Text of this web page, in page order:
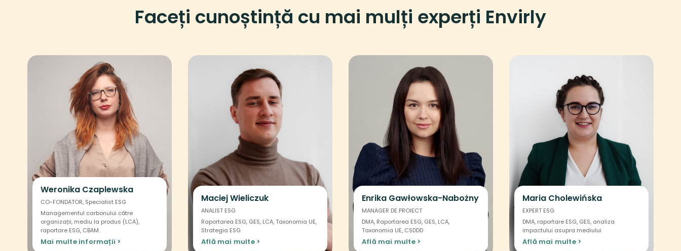
Faceți cunoștință cu mai mulți experți Envirly
Weronika Czaplewska
CO-FONDATOR, Specialist ESG
Managementul carbonului către
organizații, mediu la produs (LCA),
raportare ESG, CBAM.
Mai multe informații >
Maciej Wieliczuk
ANALIST ESG
Raportarea ESG, GES, LCA, Taxonomia UE,
Strategia ESG
Află mai multe >
Enrika Gawłowska-Nabożny
MANAGER DE PROIECT
DMA, Raportarea ESG, GES, LCA,
Taxonomia UE, CSDDD
Află mai multe >
Maria Cholewińska
EXPERT ESG
DMA, raportare ESG, GES, analiza
impactului asupra mediului
Află mai multe >